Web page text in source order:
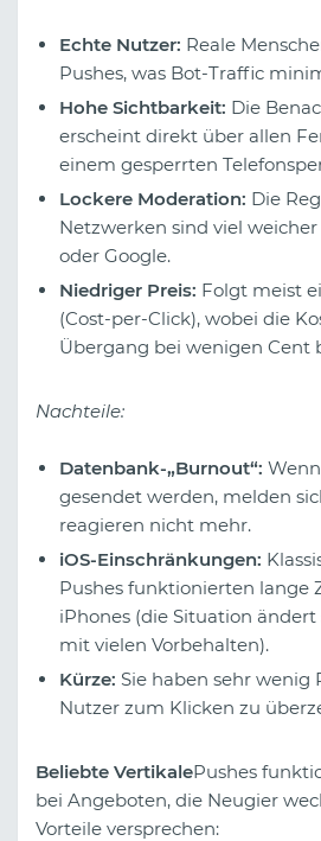
Echte Nutzer: Reale
Pushes, was Bot-Traffic
Hohe Sichtbarkeit: Die
erscheint direkt über allen
einem gesperrten
Lockere Moderation: Die
Netzwerken sind viel
oder Google.
Niedriger Preis: Folgt meist
(Cost-per-Click), wobei die
Übergang bei wenigen Cent
Nachteile:
Datenbank-„Burnout“:
gesendet werden, melden
reagieren nicht mehr.
iOS-Einschränkungen:
Pushes funktionierten lange
iPhones (die Situation ändert
mit vielen Vorbehalten).
Kürze: Sie haben sehr wenig
Nutzer zum Klicken zu
Beliebte VertikalePushes
bei Angeboten, die Neugier
Vorteile versprechen: